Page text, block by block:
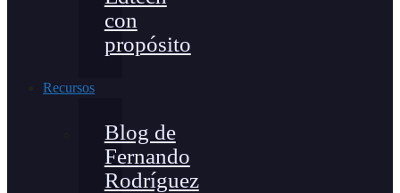
con
propósito
Recursos
Blog de
Fernando
Rodríguez